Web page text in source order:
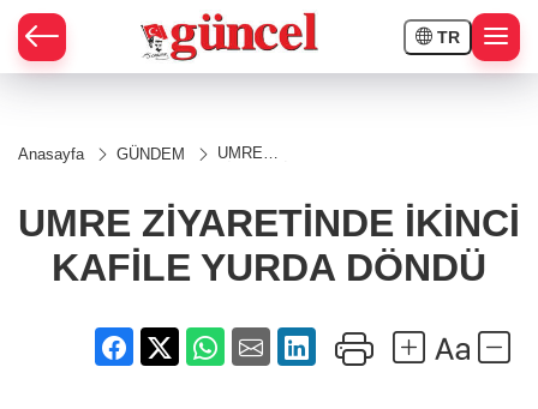
TR
Anasayfa GÜNDEM
UMRE
KAFİLE
YURDA
UMRE ZİYARETİNDE İKİNCİ
KAFİLE YURDA DÖNDÜ